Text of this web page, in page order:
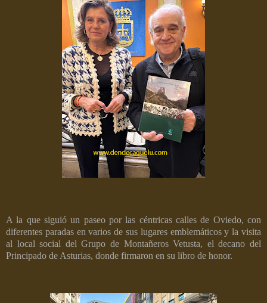
A la que siguió un paseo por las céntricas calles de Oviedo, con
diferentes paradas en varios de sus lugares emblemáticos y la visita
al local social del Grupo de Montañeros Vetusta, el decano del
Principado de Asturias, donde firmaron en su libro de honor.